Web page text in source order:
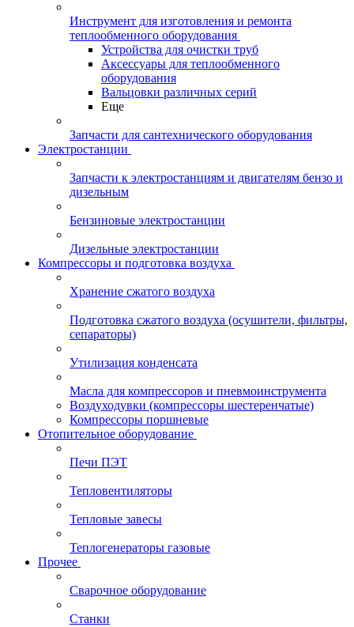
Инструмент для изготовления и ремонта
теплообменного оборудования
Устройства для очистки труб
Аксессуары для теплообменного
оборудования
Вальцовки различных серий
Еще
Запчасти для сантехнического оборудования
Электростанции
Запчасти к электростанциям и двигателям бензо и
дизельным
Бензиновые электростанции
Дизельные электростанции
Компрессоры и подготовка воздуха
Хранение сжатого воздуха
Подготовка сжатого воздуха (осушители, фильтры,
сепараторы)
Утилизация конденсата
Масла для компрессоров и пневмоинструмента
Воздуходувки (компрессоры шестеренчатые)
Компрессоры поршневые
Отопительное оборудование
Печи ПЭТ
Тепловентиляторы
Тепловые завесы
Теплогенераторы газовые
Прочее
Сварочное оборудование
Станки